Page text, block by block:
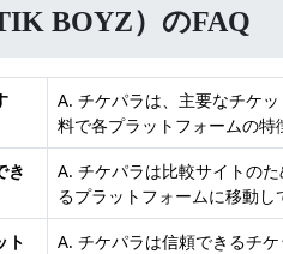
BOYZ）のFAQ
A. チケパラは、主要なチケ
料で各プラットフォームの特
き
A. チケパラは比較サイトの
るプラットフォームに移動し
ト
A. チケパラは信頼できるチ